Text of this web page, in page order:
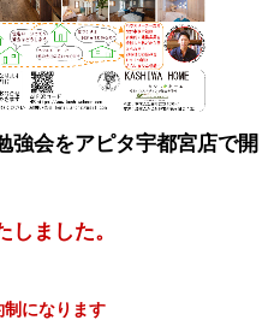
強会をアピタ宇都宮店で開
ました。
になります